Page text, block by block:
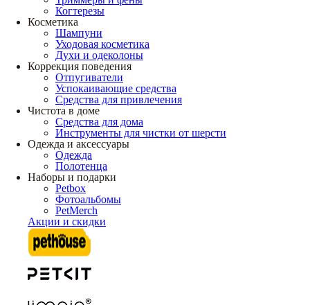
Когтерезы
Косметика
Шампуни
Уходовая косметика
Духи и одеколоны
Коррекция поведения
Отпугиватели
Успокаивающие средства
Средства для привлечения
Чистота в доме
Средства для дома
Инструменты для чистки от шерсти
Одежда и аксессуары
Одежда
Полотенца
Наборы и подарки
Petbox
Фотоальбомы
PetMerch
Акции и скидки